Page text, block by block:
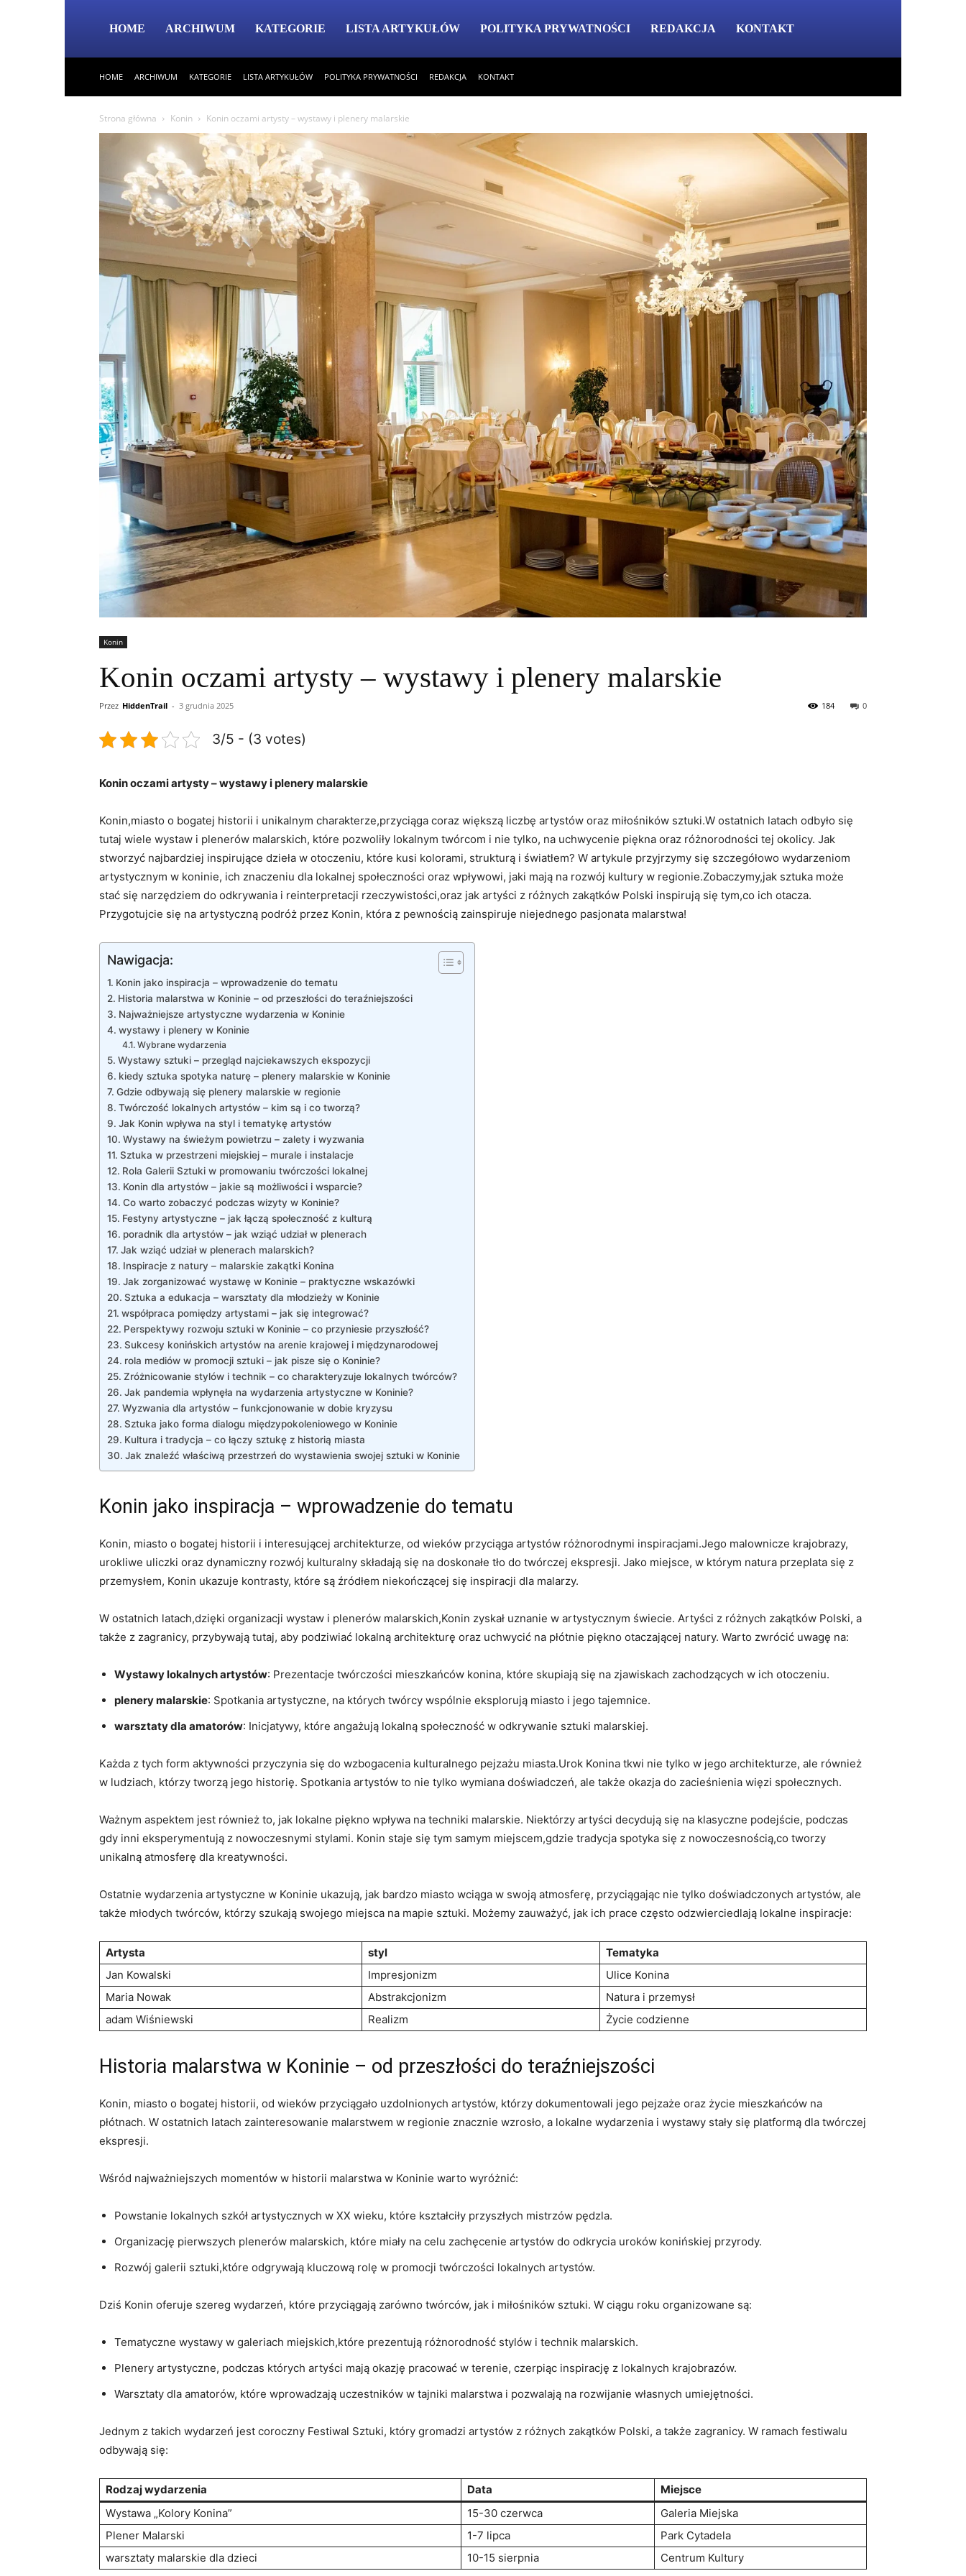
HOME ARCHIWUM KATEGORIE LISTA ARTYKUŁÓW POLITYKA PRYWATNOŚCI REDAKCJA KONTAKT
HOME ARCHIWUM KATEGORIE LISTA ARTYKUŁÓW POLITYKA PRYWATNOŚCI REDAKCJA KONTAKT
Strona główna Konin Konin oczami artysty – wystawy i plenery malarskie
Konin
Konin oczami artysty – wystawy i plenery malarskie
Przez HiddenTrail - 3 grudnia 2025 0
184
3/5 - (3 votes)
Konin⁢ oczami artysty ​– wystawy i​ plenery malarskie
Konin,miasto o bogatej‌ historii i unikalnym ‍charakterze,przyciąga coraz‍ większą⁣ liczbę artystów oraz miłośników sztuki.W ostatnich‌ latach odbyło się
⁤tutaj wiele wystaw i ⁤plenerów‍ malarskich,⁢ które ​pozwoliły ⁣lokalnym twórcom i nie ​tylko, na ‌uchwycenie piękna‍ oraz różnorodności‍ tej okolicy.‌ Jak​
stworzyć najbardziej inspirujące dzieła w otoczeniu, które kusi kolorami, strukturą ‌i⁣ światłem?⁢ W ​artykule przyjrzymy ‍się szczegółowo‍ wydarzeniom
artystycznym w koninie, ich ​znaczeniu‍ dla lokalnej społeczności oraz wpływowi, jaki mają na rozwój kultury w regionie.Zobaczymy,jak sztuka może
stać się⁢ narzędziem do odkrywania ⁣i reinterpretacji ⁢rzeczywistości,oraz jak ⁤artyści z⁢ różnych ⁢zakątków Polski inspirują się ⁢tym,co ich ⁤otacza.
Przygotujcie⁢ się na ⁢artystyczną podróż przez Konin, która z pewnością ‌zainspiruje niejednego pasjonata malarstwa!
Nawigacja:
Konin jako inspiracja –‍ wprowadzenie do tematu
Historia malarstwa w ‌Koninie – od przeszłości do teraźniejszości
Najważniejsze artystyczne ​wydarzenia ⁤w Koninie
wystawy ⁣i plenery w Koninie
Wybrane wydarzenia
Wystawy sztuki – przegląd najciekawszych ekspozycji
kiedy sztuka⁣ spotyka naturę – plenery malarskie w ⁢Koninie
Gdzie odbywają się plenery malarskie w‌ regionie
Twórczość ⁣lokalnych artystów – kim są i co‌ tworzą?
Jak Konin wpływa na​ styl i tematykę artystów
Wystawy na⁢ świeżym powietrzu – zalety ​i wyzwania
Sztuka w przestrzeni ⁣miejskiej‍ – murale i instalacje
Rola Galerii Sztuki w promowaniu twórczości lokalnej
Konin⁤ dla artystów ⁤–⁣ jakie są możliwości i ‍wsparcie?
Co‍ warto zobaczyć podczas wizyty w Koninie?
Festyny ⁢artystyczne ⁤– jak ⁤łączą społeczność z kulturą
poradnik dla artystów ⁣– jak wziąć udział w plenerach
Jak wziąć udział w plenerach malarskich?
Inspiracje z natury – malarskie zakątki Konina
Jak zorganizować wystawę w ​Koninie –‌ praktyczne wskazówki
Sztuka a edukacja – warsztaty dla młodzieży w Koninie
współpraca ‌pomiędzy artystami – jak się​ integrować?
Perspektywy‌ rozwoju sztuki w Koninie – ​co⁤ przyniesie przyszłość?
Sukcesy konińskich artystów na arenie krajowej ⁤i międzynarodowej
rola mediów w ‌promocji sztuki – jak pisze się o⁢ Koninie?
Zróżnicowanie stylów i technik – co charakteryzuje ​lokalnych ⁤twórców?
Jak pandemia wpłynęła na wydarzenia artystyczne‌ w Koninie?
Wyzwania⁤ dla artystów – ‍funkcjonowanie w‌ dobie kryzysu
Sztuka jako ⁤forma dialogu międzypokoleniowego w Koninie
Kultura⁤ i tradycja⁢ – co łączy sztukę z⁣ historią miasta
Jak znaleźć właściwą przestrzeń do wystawienia swojej ‍sztuki w Koninie
Konin jako inspiracja –‍ wprowadzenie do tematu
Konin, miasto o bogatej ‍historii⁤ i interesującej architekturze, od wieków przyciąga artystów różnorodnymi‌ inspiracjami.Jego malownicze krajobrazy,
urokliwe uliczki oraz dynamiczny rozwój kulturalny składają się ⁤na doskonałe tło do twórczej‍ ekspresji. Jako miejsce, w którym natura przeplata ‌się⁣ z
przemysłem, Konin ukazuje kontrasty, które są źródłem niekończącej ​się inspiracji‌ dla malarzy.
W ostatnich latach,dzięki ⁣organizacji wystaw i ‌plenerów malarskich,Konin zyskał uznanie w artystycznym świecie. Artyści z różnych ‍zakątków Polski, a
także z zagranicy, przybywają tutaj, aby podziwiać⁤ lokalną architekturę oraz uchwycić na płótnie ​piękno otaczającej natury. Warto zwrócić‍ uwagę ‌na:
Wystawy lokalnych artystów: Prezentacje twórczości mieszkańców konina, które skupiają​ się na zjawiskach zachodzących ⁤w ich‍ otoczeniu.
plenery⁤ malarskie: Spotkania artystyczne, na których twórcy wspólnie ⁢eksplorują miasto i jego tajemnice.
warsztaty dla amatorów: Inicjatywy, które angażują lokalną ⁤społeczność w odkrywanie sztuki malarskiej.
Każda z tych⁣ form‍ aktywności⁣ przyczynia się do wzbogacenia kulturalnego pejzażu miasta.Urok Konina tkwi nie⁤ tylko w‌ jego architekturze, ale również‍
w ludziach, którzy tworzą​ jego⁤ historię. Spotkania artystów to ‌nie tylko wymiana doświadczeń, ale także okazja do zacieśnienia‌ więzi społecznych.
Ważnym aspektem jest również ⁢to, jak⁤ lokalne piękno wpływa na techniki malarskie. Niektórzy⁣ artyści decydują się na klasyczne podejście, podczas
gdy​ inni eksperymentują z nowoczesnymi⁤ stylami. Konin staje się tym samym miejscem,gdzie tradycja spotyka się z nowoczesnością,co tworzy
unikalną​ atmosferę dla kreatywności.
Ostatnie‍ wydarzenia artystyczne ⁢w Koninie ukazują, jak bardzo miasto wciąga w swoją atmosferę, przyciągając ‌nie tylko doświadczonych⁢ artystów, ale ​
także młodych twórców, którzy⁣ szukają ⁣swojego miejsca na mapie sztuki. ‍Możemy​ zauważyć, ‍jak ich ‍prace często odzwierciedlają lokalne inspiracje:
Artysta styl
Tematyka
Jan Kowalski
Impresjonizm
Ulice Konina
Maria Nowak
Abstrakcjonizm
Natura i‍ przemysł
adam Wiśniewski
Realizm Życie codzienne
Historia malarstwa w ‌Koninie – od przeszłości do teraźniejszości
Konin, miasto ‌o bogatej ⁣historii, od⁤ wieków ⁢przyciągało uzdolnionych artystów, którzy dokumentowali ⁤jego pejzaże oraz życie mieszkańców na
płótnach. W‍ ostatnich latach ‍zainteresowanie‍ malarstwem ⁢w regionie⁤ znacznie wzrosło, a lokalne wydarzenia​ i wystawy stały się platformą‍ dla twórczej
ekspresji.
Wśród najważniejszych momentów w historii malarstwa w​ Koninie warto wyróżnić:
Powstanie ⁣lokalnych szkół artystycznych w XX ⁢wieku, które ‌kształciły przyszłych mistrzów​ pędzla.
Organizację⁣ pierwszych plenerów malarskich,⁣ które⁢ miały na celu zachęcenie ⁣artystów do odkrycia uroków konińskiej przyrody.
Rozwój galerii sztuki,które odgrywają kluczową rolę⁣ w ⁤promocji twórczości lokalnych artystów.
Dziś Konin oferuje ⁢szereg⁣ wydarzeń, które przyciągają zarówno ‌twórców,​ jak i miłośników ⁣sztuki. W ciągu roku organizowane ⁤są:
Tematyczne wystawy w galeriach miejskich,które ⁣prezentują różnorodność ⁢stylów i technik malarskich.
Plenery artystyczne, podczas których artyści mają ​okazję pracować⁣ w terenie, czerpiąc inspirację z lokalnych krajobrazów.
Warsztaty dla amatorów, które wprowadzają uczestników w tajniki malarstwa i⁣ pozwalają na rozwijanie własnych umiejętności.
Jednym z ⁤takich wydarzeń ⁤jest‌ coroczny Festiwal Sztuki, który⁣ gromadzi artystów z różnych zakątków Polski, a także zagranicy. W ⁢ramach festiwalu
odbywają‌ się:
Rodzaj wydarzenia Data
Miejsce
Wystawa „Kolory Konina”
15-30 czerwca
Galeria Miejska
Plener Malarski
1-7⁢ lipca
Park Cytadela
warsztaty malarskie dla dzieci
10-15 sierpnia Centrum Kultury